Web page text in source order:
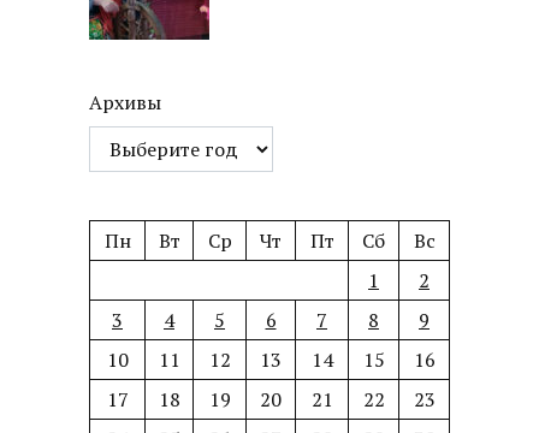
Архивы
Пн Вт Ср Чт Пт Сб
Вс
1
2
3
4 5 6 7 8
9
10
11 12 13 14 15
16
17
18 19 20 21 22
23